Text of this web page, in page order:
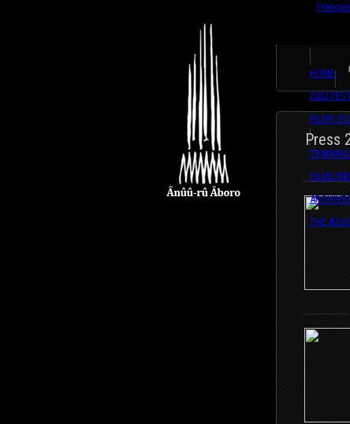
Français
HOME
2022
FILMS
FILMS
THE
Press